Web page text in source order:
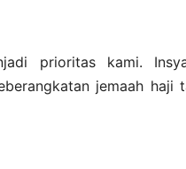
prioritas kami.
jemaah haji